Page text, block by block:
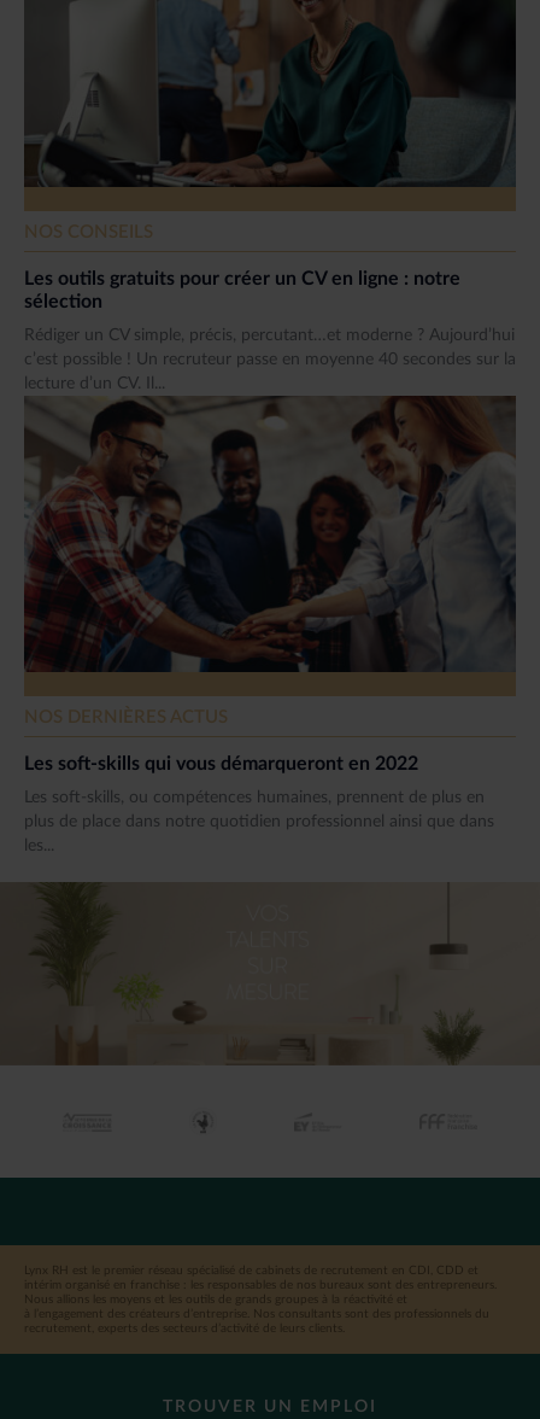
NOS CONSEILS
Les outils gratuits pour créer un CV en ligne : notre
sélection
Rédiger un CV simple, précis, percutant…et moderne ? Aujourd’hui
c’est possible ! Un recruteur passe en moyenne 40 secondes sur la
lecture d’un CV. Il...
NOS DERNIÈRES ACTUS
Les soft-skills qui vous démarqueront en 2022
Les soft-skills, ou compétences humaines, prennent de plus en
plus de place dans notre quotidien professionnel ainsi que dans
les...
Lynx RH est le premier réseau spécialisé de cabinets de recrutement en CDI, CDD et
intérim organisé en franchise : les responsables de nos bureaux sont des entrepreneurs.
Nous allions les moyens et les outils de grands groupes à la réactivité et
à l’engagement des créateurs d’entreprise. Nos consultants sont des professionnels du
recrutement, experts des secteurs d’activité de leurs clients.
TROUVER UN EMPLOI